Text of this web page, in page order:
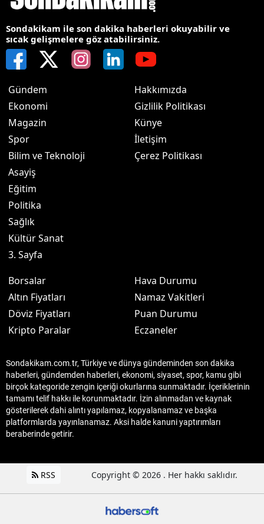
Sondakikam ile son dakika haberleri okuyabilir ve
sıcak gelişmelere göz atabilirsiniz.
Gündem
Ekonomi
Magazin
Spor
Bilim ve Teknoloji
Asayiş
Eğitim
Politika
Sağlık
Kültür Sanat
3. Sayfa
Hakkımızda
Gizlilik Politikası
Künye
İletişim
Çerez Politikası
Borsalar
Altın Fiyatları
Döviz Fiyatları
Kripto Paralar
Hava Durumu
Namaz Vakitleri
Puan Durumu
Eczaneler
Sondakikam.com.tr, Türkiye ve dünya gündeminden son dakika
haberleri, gündemden haberleri, ekonomi, siyaset, spor, kamu gibi
birçok kategoride zengin içeriği okurlarına sunmaktadır. İçeriklerinin
tamamı telif hakkı ile korunmaktadır. İzin alınmadan ve kaynak
gösterilerek dahi alıntı yapılamaz, kopyalanamaz ve başka
platformlarda yayınlanamaz. Aksi halde kanuni yaptırımları
beraberinde getirir.
RSS Copyright © 2026 . Her hakkı saklıdır.